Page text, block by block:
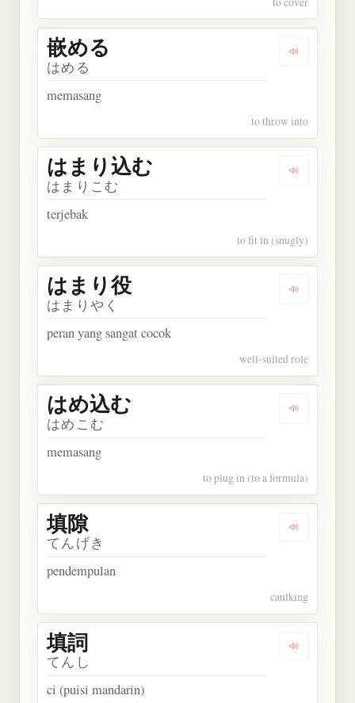
Dengarkan
嵌める
はめる
memasang
to throw into
Dengarkan
はまり込む
はまりこむ
terjebak
to fit in (snugly)
Dengarkan
はまり役
はまりやく
peran yang sangat cocok
well-suited role
Dengarkan
はめ込む
はめこむ
memasang
to plug in (to a formula)
Dengarkan
填隙
てんげき
pendempulan
caulking
Dengarkan
填詞
てんし
ci (puisi mandarin)